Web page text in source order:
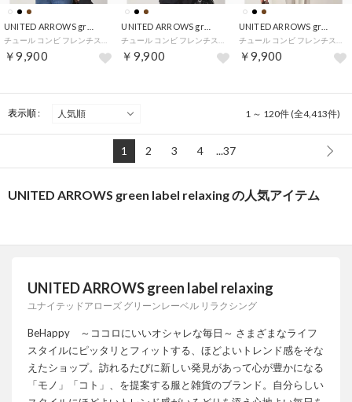
￥9,900
UNITED ARROWS green label relaxing
￥9,900 ￥9,900
表示順 : 1 ～ 120件 (全4,413件)
1 2 3 4 ...37
UNITED ARROWS green label relaxing の人気アイテム
UNITED ARROWS green label relaxing
ユナイテッドアローズ グリーンレーベル リラクシング
BeHappy ～ココロにいいオシャレな毎日～ さまざまなライフ
スタイルにピッタリとフィットする、ほどよいトレンド感をそな
えたショップ。訪れるたびに新しい発見があって心が豊かになる
「モノ」「コト」、を提案する服と雑貨のブランド。自分らしい